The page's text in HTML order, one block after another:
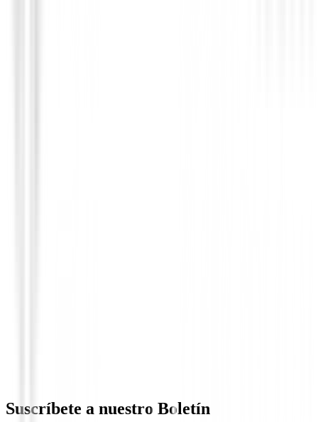
Suscríbete a nuestro Boletín